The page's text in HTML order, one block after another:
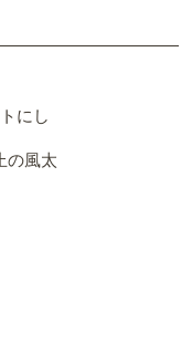
にし
の風太